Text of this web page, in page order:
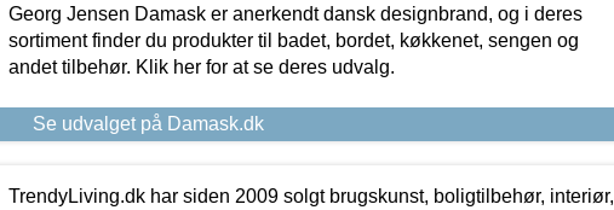
Georg Jensen Damask er anerkendt dansk designbrand, og i deres
sortiment finder du produkter til badet, bordet, køkkenet, sengen og
andet tilbehør. Klik her for at se deres udvalg.
Se udvalget på Damask.dk
TrendyLiving.dk har siden 2009 solgt brugskunst, boligtilbehør, interiør,